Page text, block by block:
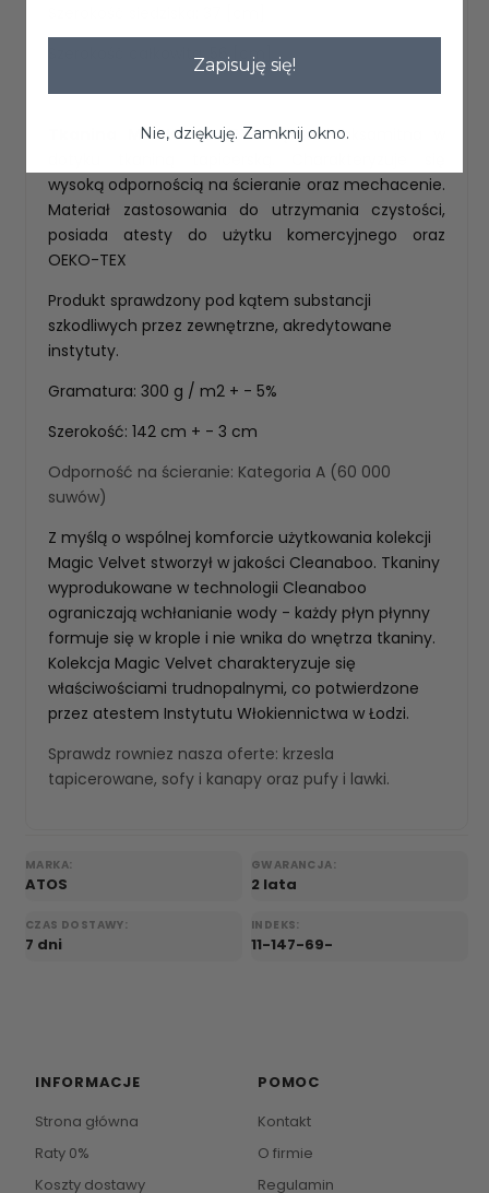
Szerokość całkowita: 56 [cm]
Tkanina MAGIC VELVETmiękka i aksamitna w
wysoką odpornością na ścieranie oraz mechacenie.
Materiał zastosowania do utrzymania czystości,
posiada atesty do użytku komercyjnego oraz
OEKO-TEX
Produkt sprawdzony pod kątem substancji
szkodliwych przez zewnętrzne, akredytowane
instytuty.
Gramatura: 300 g / m2 + - 5%
Szerokość: 142 cm + - 3 cm
Odporność na ścieranie: Kategoria A (60 000
suwów)
Z myślą o wspólnej komforcie użytkowania kolekcji
Magic Velvet stworzył w jakości Cleanaboo. Tkaniny
wyprodukowane w technologii Cleanaboo
ograniczają wchłanianie wody - każdy płyn płynny
formuje się w krople i nie wnika do wnętrza tkaniny.
Kolekcja Magic Velvet charakteryzuje się
właściwościami trudnopalnymi, co potwierdzone
przez atestem Instytutu Włokiennictwa w Łodzi.
Sprawdz rowniez nasza oferte: krzesla
tapicerowane, sofy i kanapy oraz pufy i lawki.
MARKA:
ATOS
GWARANCJA:
2 lata
CZAS DOSTAWY:
7 dni
INDEKS:
11-147-69-
INFORMACJE
Strona główna
Raty 0%
Koszty dostawy
POMOC
Kontakt
O firmie
Regulamin
Zapisuję się!
Nie, dziękuję. Zamknij okno.